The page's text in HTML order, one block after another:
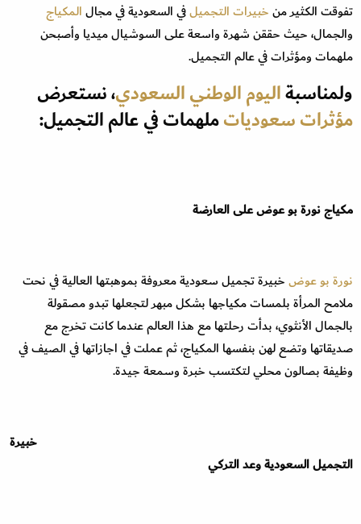
تفوقت الكثير منخبيرات التجميلفي السعودية في مجالالمكياج
والجمال، حيث حققن شهرة واسعة على السوشيال ميديا وأصبحن
ملهمات ومؤثرات في عالم التجميل.
ولمناسبةاليوم الوطني السعودي، نستعرض
مؤثرات سعودياتملهمات في عالم التجميل:
مكياج نورة بو عوض على العارضة
نورة بو عوضخبيرة تجميل سعودية معروفة بموهبتها العالية في نحت
ملامح المرأة بلمسات مكياجها بشكل مبهر لتجعلها تبدو مصقولة
بالجمال الأنثوي، بدأت رحلتها مع هذا العالم عندما كانت تخرج مع
صديقاتها وتضع لهن بنفسها المكياج، ثم عملت في اجازاتها في الصيف في
وظيفة بصالون محلي لتكتسب خبرة وسمعة جيدة.
خبيرة
التجميل السعودية وعد التركي